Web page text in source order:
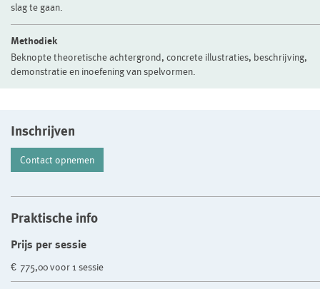
slag te gaan.
Methodiek
Beknopte theoretische achtergrond, concrete illustraties, beschrijving,
demonstratie en inoefening van spelvormen.
Inschrijven
Contact opnemen
Praktische info
Prijs per sessie
€ 775,00 voor 1 sessie